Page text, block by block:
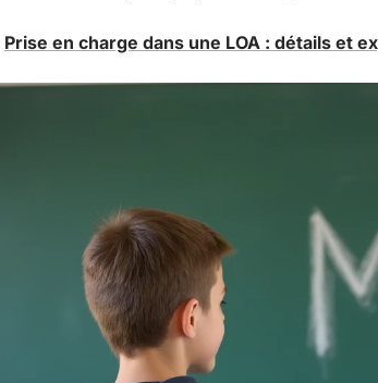
Prise en charge dans une LOA : détails et